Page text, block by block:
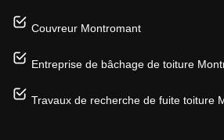
Couvreur Montromant
Entreprise de bâchage de toiture
Travaux de recherche de fuite toiture